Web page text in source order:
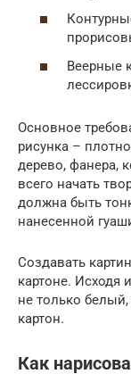
Веерные
Основное
рисунка –
дерево, фанера,
всего начать
должна быть
нанесенной
Создавать
картоне. Исходя
не только
картон.
Как